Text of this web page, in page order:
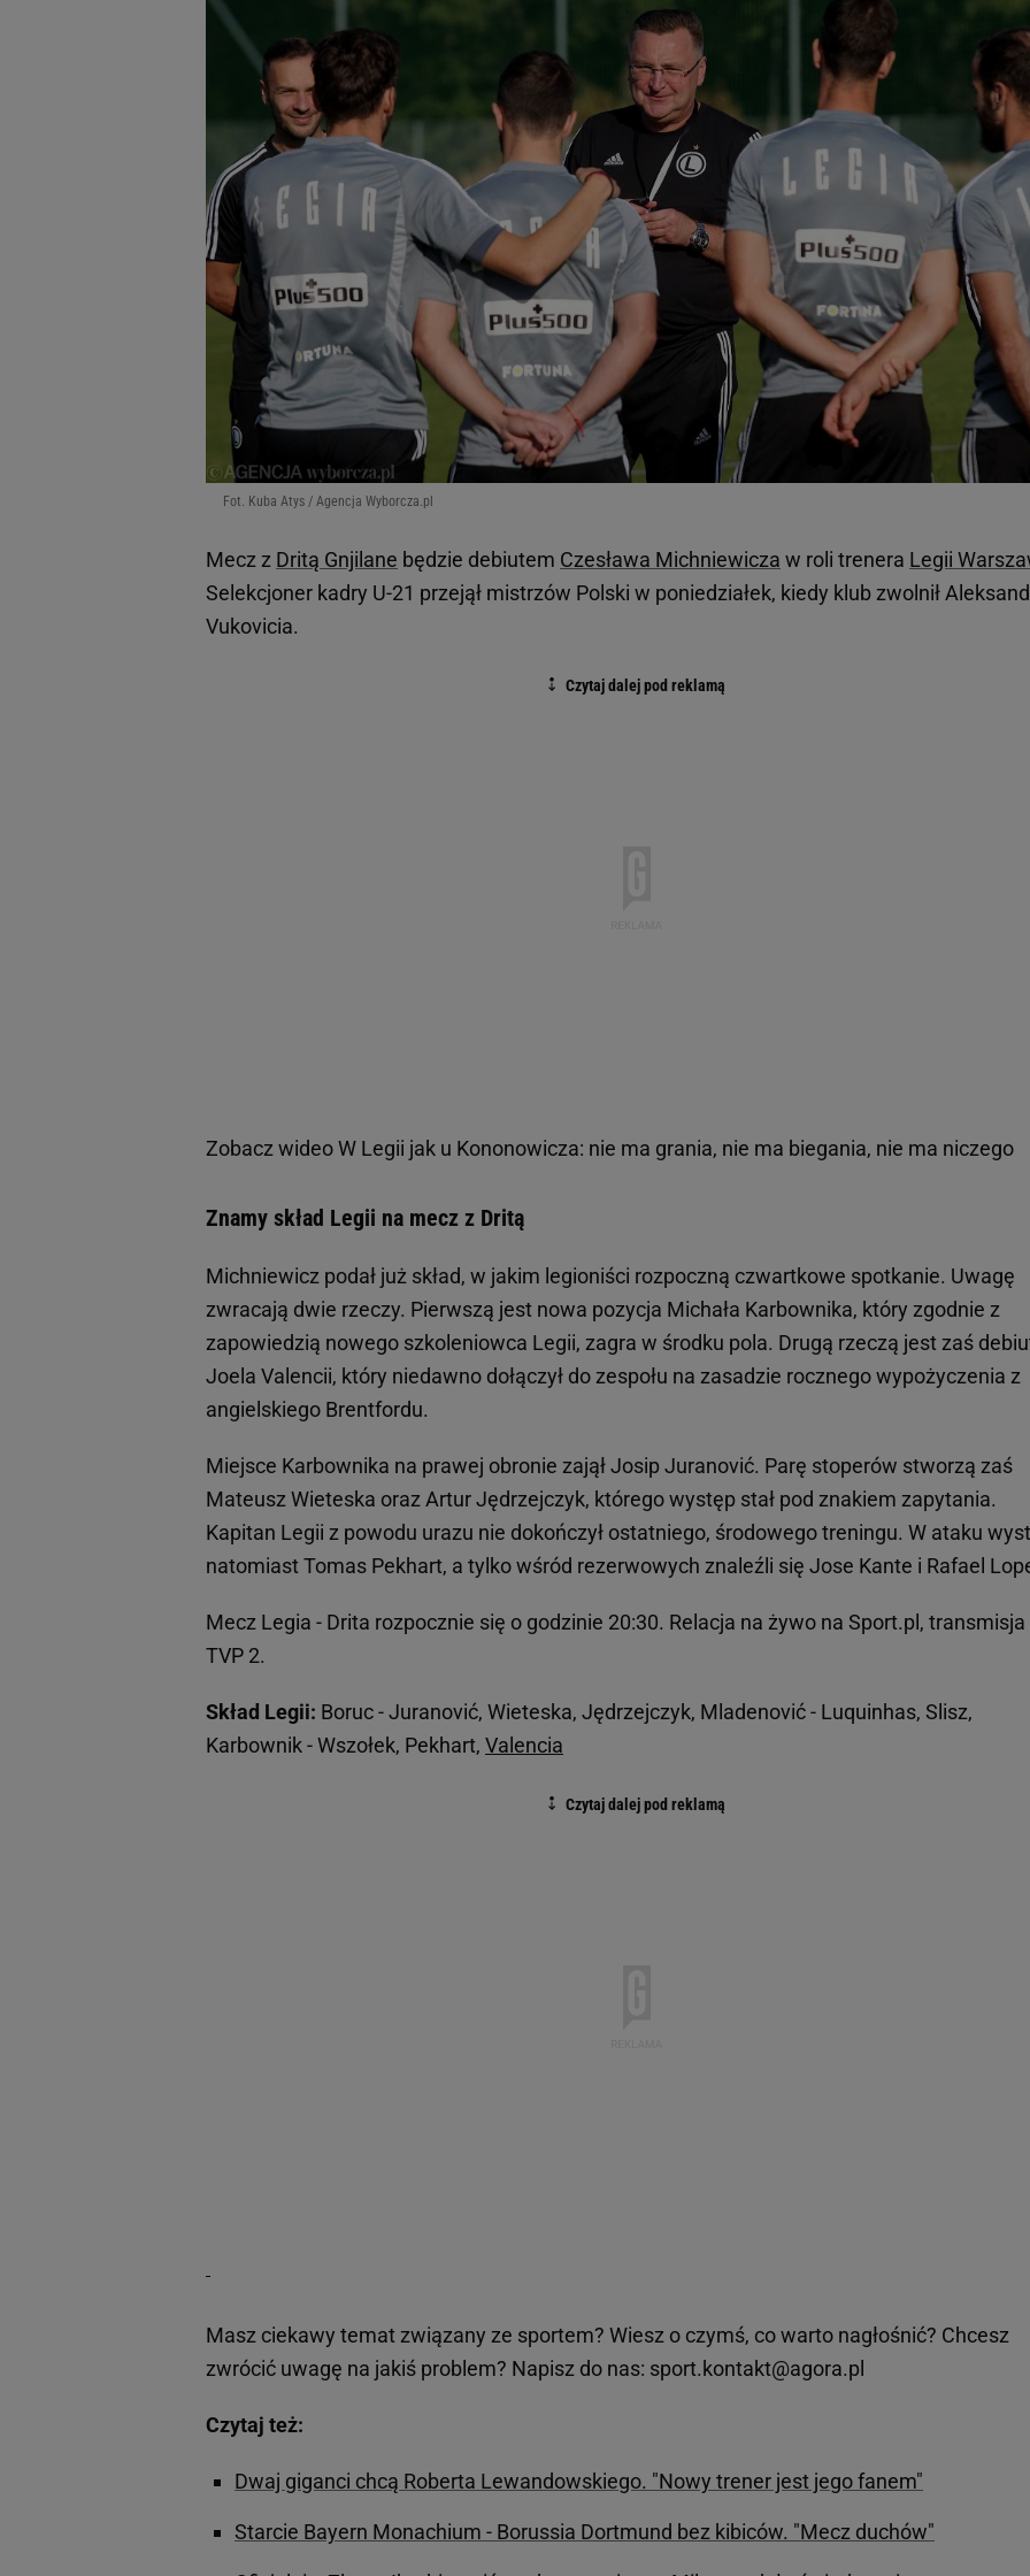
Fot. Kuba Atys / Agencja Wyborcza.pl
Mecz z Dritą Gnjilane będzie debiutem Czesława Michniewicza w roli trenera Legii
Selekcjoner kadry U-21 przejął mistrzów Polski w poniedziałek, kiedy klub zwolnił
Vukovicia.
Zobacz wideoW Legii jak u Kononowicza: nie ma grania, nie ma biegania, nie ma niczego
Znamy skład Legii na mecz z Dritą
Michniewicz podał już skład, w jakim legioniści rozpoczną czwartkowe spotkanie. Uwagę
zwracają dwie rzeczy. Pierwszą jest nowa pozycja Michała Karbownika, który zgodnie z
zapowiedzią nowego szkoleniowca Legii, zagra w środku pola. Drugą rzeczą jest zaś
Joela Valencii, który niedawno dołączył do zespołu na zasadzie rocznego wypożyczenia z
angielskiego Brentfordu.
Miejsce Karbownika na prawej obronie zajął Josip Juranović. Parę stoperów stworzą zaś
Mateusz Wieteska oraz Artur Jędrzejczyk, którego występ stał pod znakiem zapytania.
Kapitan Legii z powodu urazu nie dokończył ostatniego, środowego treningu. W ataku
natomiast Tomas Pekhart, a tylko wśród rezerwowych znaleźli się Jose Kante i Rafael
Mecz Legia - Drita rozpocznie się o godzinie 20:30. Relacja na żywo na Sport.pl, transmisja
TVP 2.
Skład Legii: Boruc - Juranović, Wieteska, Jędrzejczyk, Mladenović - Luquinhas, Slisz,
Karbownik - Wszołek, Pekhart, Valencia
Masz ciekawy temat związany ze sportem? Wiesz o czymś, co warto nagłośnić? Chcesz
zwrócić uwagę na jakiś problem? Napisz do nas: sport.kontakt@agora.pl
Czytaj też:
Dwaj giganci chcą Roberta Lewandowskiego. "Nowy trener jest jego fanem"
Starcie Bayern Monachium - Borussia Dortmund bez kibiców. "Mecz duchów"